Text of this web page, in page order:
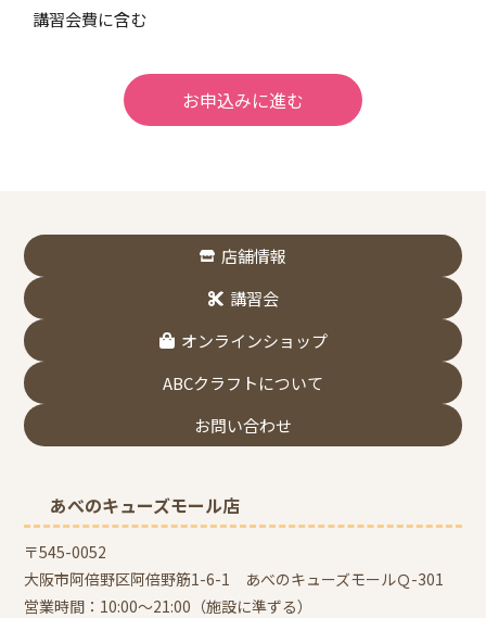
講習会費に含む
店舗情報
講習会
オンラインショップ
ABCクラフトについて
お問い合わせ
あべのキューズモール店
〒545-0052
大阪市阿倍野区阿倍野筋1-6-1 あべのキューズモールＱ-301
営業時間：10:00～21:00（施設に準ずる）